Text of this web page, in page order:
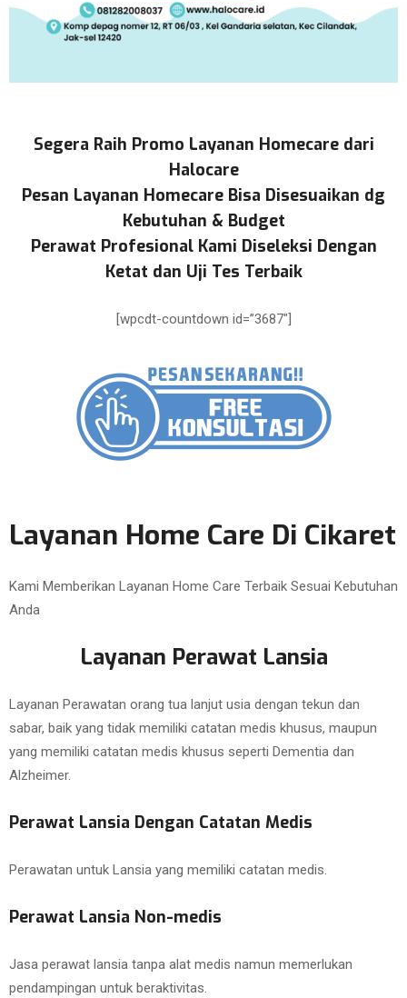
Segera Raih Promo Layanan Homecare dari
Halocare
Pesan Layanan Homecare Bisa Disesuaikan dg
Kebutuhan & Budget
Perawat Profesional Kami Diseleksi Dengan
Ketat dan Uji Tes Terbaik
[wpcdt-countdown id=”3687″]
Layanan Home Care Di Cikaret
Kami Memberikan Layanan Home Care Terbaik Sesuai Kebutuhan
Anda
Layanan Perawat Lansia
Layanan Perawatan orang tua lanjut usia dengan tekun dan
sabar, baik yang tidak memiliki catatan medis khusus, maupun
yang memiliki catatan medis khusus seperti Dementia dan
Alzheimer.
Perawat Lansia Dengan Catatan Medis
Perawatan untuk Lansia yang memiliki catatan medis.
Perawat Lansia Non-medis
Jasa perawat lansia tanpa alat medis namun memerlukan
pendampingan untuk beraktivitas.